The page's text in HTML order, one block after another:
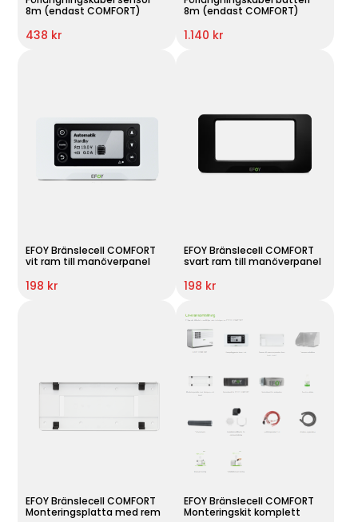
8m (endast COMFORT)
438 kr
8m (endast COMFORT)
1.140 kr
EFOY Bränslecell COMFORT
vit ram till manöverpanel
198 kr
EFOY Bränslecell COMFORT
svart ram till manöverpanel
198 kr
EFOY Bränslecell COMFORT
Monteringsplatta med rem
EFOY Bränslecell COMFORT
Monteringskit komplett